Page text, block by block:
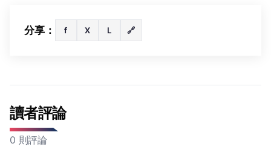
分享： f X L 🔗
讀者評論
0 則評論